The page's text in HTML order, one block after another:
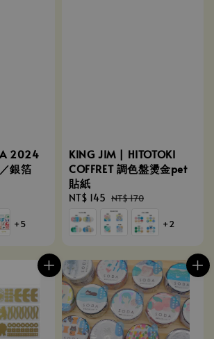
2024
銀箔
+5
KING JIM | HITOTOKI
COFFRET 調色盤燙金pet
貼紙
Sale
price
NT$ 145 Regular
price
NT$ 170
+2